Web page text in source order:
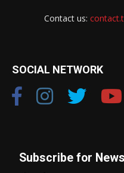
Contact us:
SOCIAL NETWORK
Subscribe for